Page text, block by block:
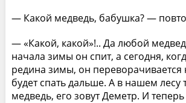
— Какой медведь, бабушка? —
— «Какой, какой»!.. Да любой
начала зимы он спит, а сегодня,
редина зимы, он переворачивается
будет спать дальше. А в нашем лесу
мед­ведь, его зовут Деметр. И